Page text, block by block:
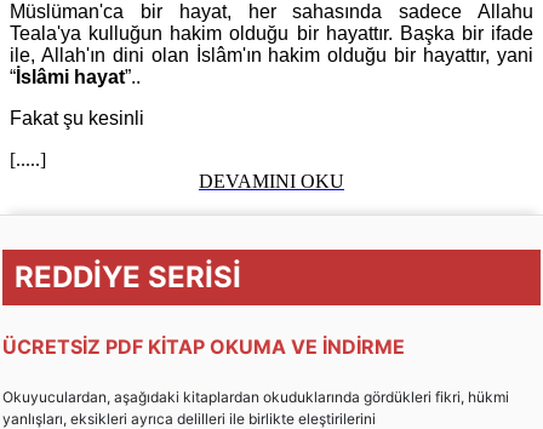
Müslüman'ca bir hayat, her sahasında sadece Allahu
Teala'ya kulluğun hakim olduğu bir hayattır. Başka bir ifade
ile, Allah'ın dini olan İslâm'ın hakim olduğu bir hayattır, yani
“ İslâmi hayat”..
Fakat şu kesinli
[.....]
DEVAMINI OKU
REDDİYE SERİSİ
ÜCRETSİZ PDF KİTAP OKUMA VE İNDİRME
Okuyuculardan, aşağıdaki kitaplardan okuduklarında gördükleri fikri, hükmi
yanlışları, eksikleri ayrıca delilleri ile birlikte eleştirilerini